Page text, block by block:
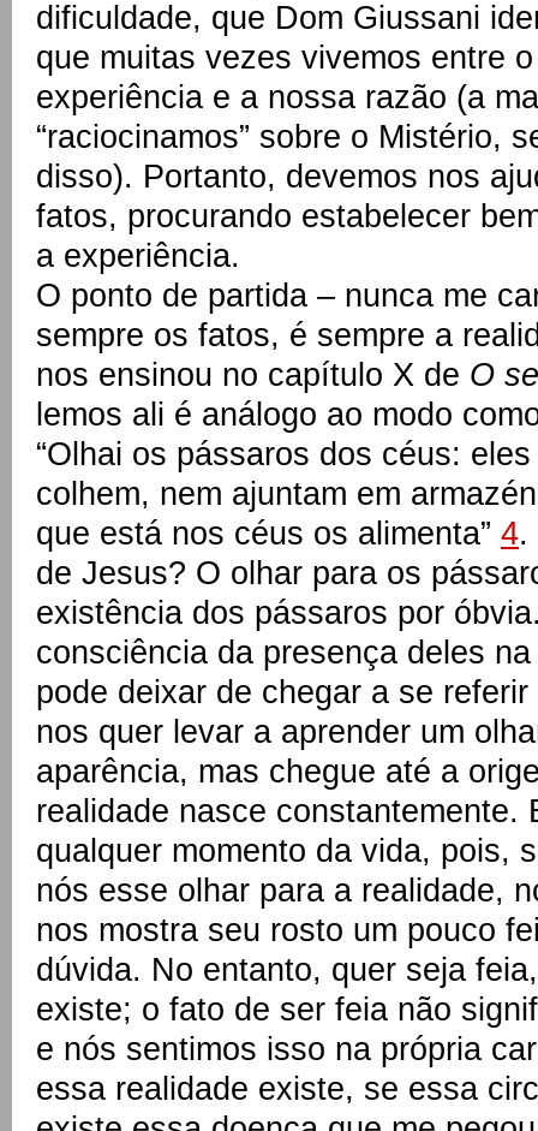
dificuldade, que Dom Giussani
que muitas vezes vivemos entre
experiência e a nossa razão (a
“raciocinamos” sobre o Mistério,
disso). Portanto, devemos nos
fatos, procurando estabelecer
a experiência.
O ponto de partida – nunca me
sempre os fatos, é sempre a
nos ensinou no capítulo X de O
lemos ali é análogo ao modo
“Olhai os pássaros dos céus:
colhem, nem ajuntam em
que está nos céus os alimenta” 4.
de Jesus? O olhar para os
existência dos pássaros por
consciência da presença deles
pode deixar de chegar a se
nos quer levar a aprender um
aparência, mas chegue até a
realidade nasce constantemente.
qualquer momento da vida, pois,
nós esse olhar para a realidade,
nos mostra seu rosto um pouco
dúvida. No entanto, quer seja
existe; o fato de ser feia não
e nós sentimos isso na própria
essa realidade existe, se essa